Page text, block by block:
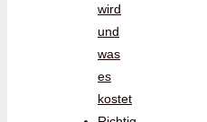
wird
und
was
es
kostet